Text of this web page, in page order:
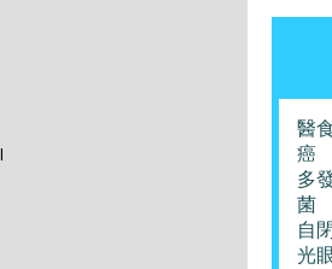
醫
癌
多
菌
自
光